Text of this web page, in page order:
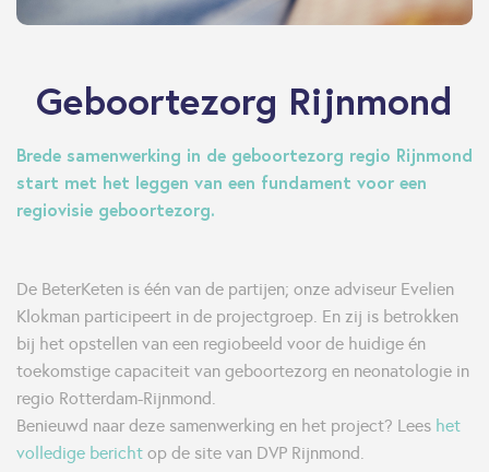
Geboortezorg Rijnmond
Brede samenwerking in de geboortezorg regio Rijnmond
start met het leggen van een fundament voor een
regiovisie geboortezorg.
De BeterKeten is één van de partijen; onze adviseur Evelien
Klokman participeert in de projectgroep. En zij is betrokken
bij het opstellen van een regiobeeld voor de huidige én
toekomstige capaciteit van geboortezorg en neonatologie in
regio Rotterdam-Rijnmond.
Benieuwd naar deze samenwerking en het project? Lees het
volledige bericht op de site van DVP Rijnmond.